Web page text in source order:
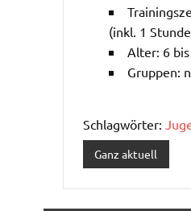
(inkl. 1
Alter: 6
Gruppen:
Schlagwörter:
Ganz aktuell